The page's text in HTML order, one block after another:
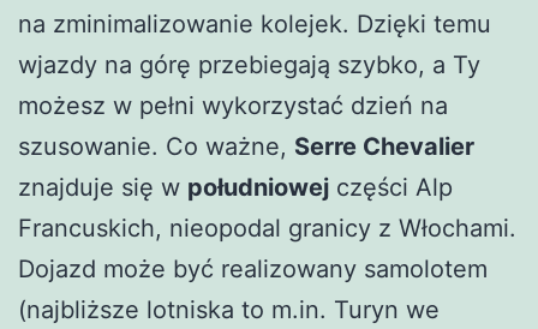
na zminimalizowanie kolejek. Dzięki temu
wjazdy na górę przebiegają szybko, a Ty
możesz w pełni wykorzystać dzień na
szusowanie. Co ważne, Serre Chevalier
znajduje się w południowej części Alp
Francuskich, nieopodal granicy z Włochami.
Dojazd może być realizowany samolotem
(najbliższe lotniska to m.in. Turyn we